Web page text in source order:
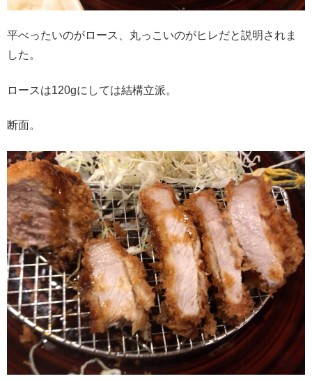
平べったいのがロース、丸っこいのがヒレだと説明されま
した。
ロースは120gにしては結構立派。
断面。